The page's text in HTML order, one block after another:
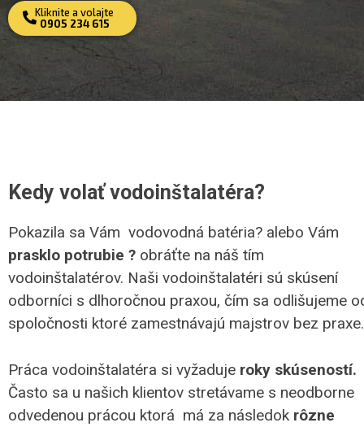
Kliknite a volajte
0905 234 615
Kedy volať vodoinštalatéra?
Pokazila sa Vám vodovodná batéria? alebo Vám
prasklo potrubie ? obráťte na náš tím
vodoinštalatérov. Naši vodoinštalatéri sú skúsení
odborníci s dlhoročnou praxou, čím sa odlišujeme
spoločnosti ktoré zamestnávajú majstrov bez praxe.
Práca vodoinštalatéra si vyžaduje roky skúseností.
Často sa u našich klientov stretávame s neodborne
odvedenou prácou ktorá má za následok rôzne